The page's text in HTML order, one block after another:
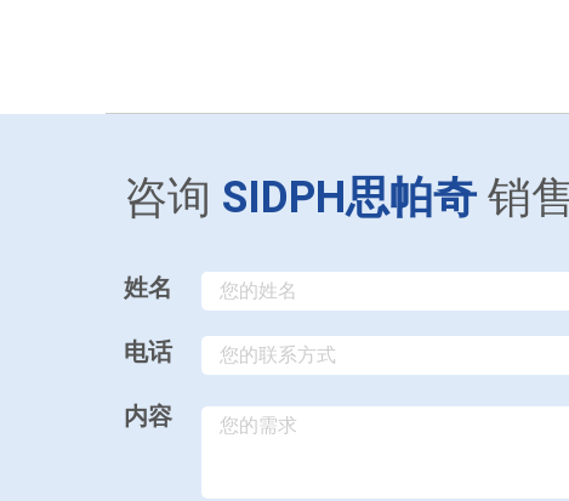
咨询 SIDPH思帕奇 销
姓名
电话
内容